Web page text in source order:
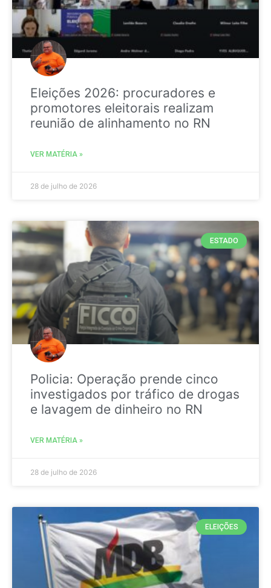
Eleições 2026: procuradores e
promotores eleitorais realizam
reunião de alinhamento no RN
VER MATÉRIA »
28 de julho de 2026
ESTADO
Policia: Operação prende cinco
investigados por tráfico de drogas
e lavagem de dinheiro no RN
VER MATÉRIA »
28 de julho de 2026
ELEIÇÕES